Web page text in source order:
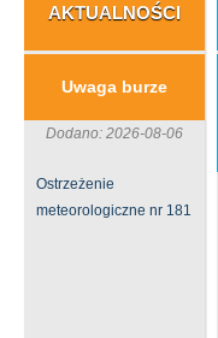
AKTUALNOŚCI
Uwaga burze
Dodano: 2026-08-06
Ostrzeżenie
meteorologiczne nr 181